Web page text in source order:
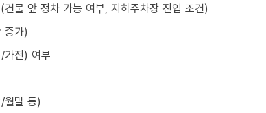
물 앞 정차 가능 여부, 지하주차장 진입 조건)
증가)
가전) 여부
월말 등)